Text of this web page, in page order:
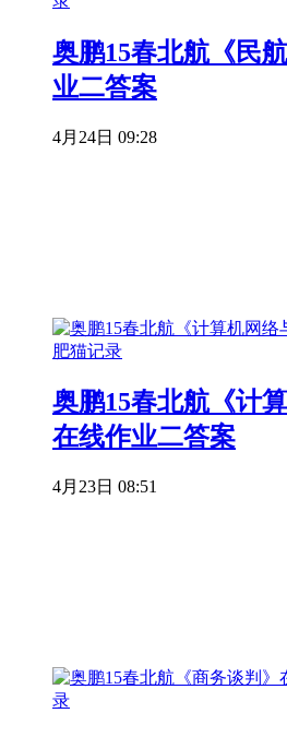
奥鹏15春北航《民
业二答案
4月24日 09:28
奥鹏15春北航《计
在线作业二答案
4月23日 08:51